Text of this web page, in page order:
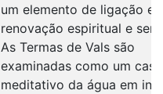
um elemento de ligação e
renovação espiritual e
As Termas de Vals são
examinadas como um
meditativo da água em